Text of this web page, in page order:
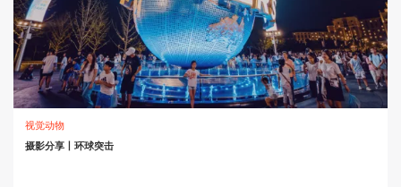
视觉动物
摄影分享丨环球突击